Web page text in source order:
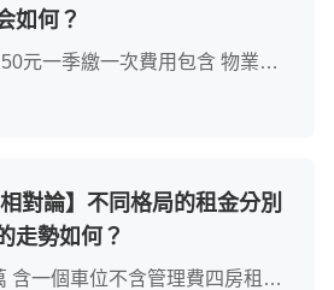
如何？
元一季繳一次費用包含 物業管
護雖然社區戶數不多 約170戶
對論】不同格局的租金分別
走勢如何？
含一個車位不含管理費四房租金